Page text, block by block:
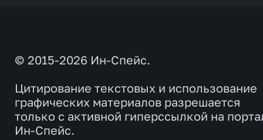
© 2015-2026 Ин-Спейс.
Цитирование текстовых и использование
графических материалов разрешается
только с активной гиперссылкой на
Ин-Спейс.